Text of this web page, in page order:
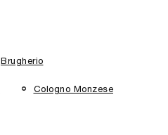
Brugherio
Cologno Monzese